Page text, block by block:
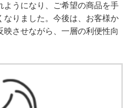
ようになり、ご希望の商品を手
なりました。今後は、お客様か
映させながら、一層の利便性向